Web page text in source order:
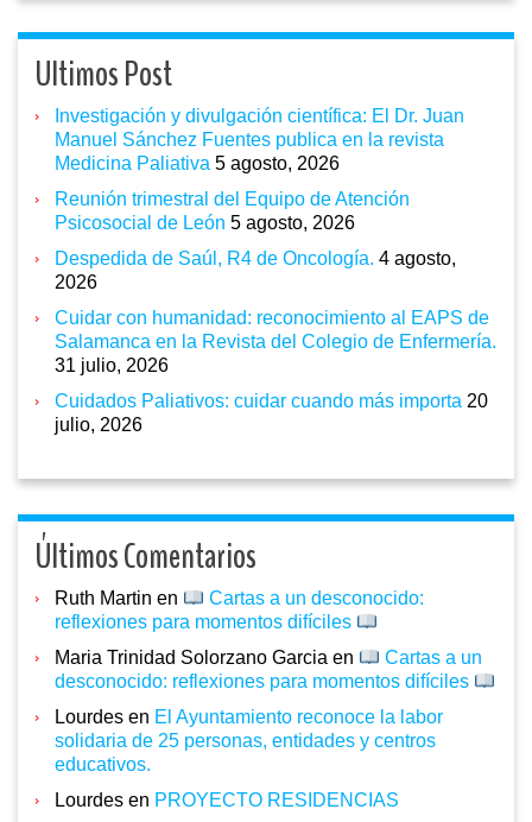
Ultimos Post
Investigación y divulgación científica: El Dr. Juan
Manuel Sánchez Fuentes publica en la revista
Medicina Paliativa 5 agosto, 2026
Reunión trimestral del Equipo de Atención
Psicosocial de León 5 agosto, 2026
Despedida de Saúl, R4 de Oncología. 4 agosto,
2026
Cuidar con humanidad: reconocimiento al EAPS de
Salamanca en la Revista del Colegio de Enfermería.
31 julio, 2026
Cuidados Paliativos: cuidar cuando más importa 20
julio, 2026
Últimos Comentarios
Ruth Martin en
Cartas a un desconocido:
reflexiones para momentos difíciles
Maria Trinidad Solorzano Garcia en
Cartas a un
desconocido: reflexiones para momentos difíciles
Lourdes en El Ayuntamiento reconoce la labor
solidaria de 25 personas, entidades y centros
educativos.
Lourdes en PROYECTO RESIDENCIAS